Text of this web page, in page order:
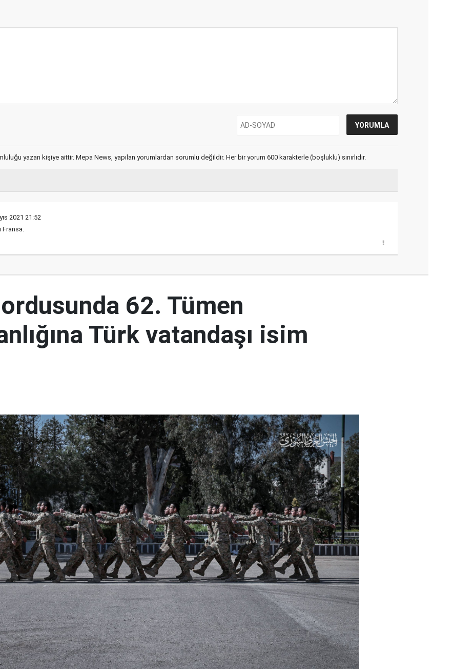
yazan kişiye aittir. Mepa News, yapılan yorumlardan sorumlu değildir. Her bir yorum 600 karakterle (boşluklu) sınırlıdır.
2021 21:52
Fransa.
62. Tümen
Türk vatandaşı isim